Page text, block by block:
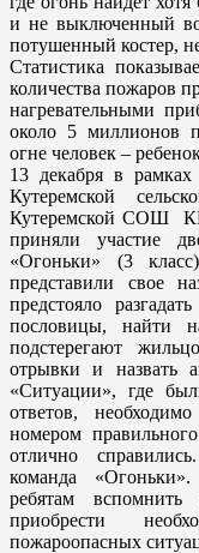
и не выключенный
потушенный костер,
Статистика
количества пожаров
нагревательными
около 5 миллионов
огне человек –
13 декабря в рамках
Кутеремской
Кутеремской СОШ
приняли участие
«Огоньки» (3
представили свое
предстояло
пословицы, найти
подстерегают
отрывки и назвать
«Ситуации», где
ответов,
номером
отлично
команда
ребятам
приобрести
пожароопасных